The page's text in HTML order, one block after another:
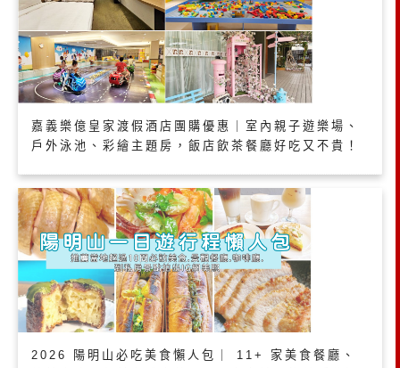
嘉義樂億皇家渡假酒店團購優惠｜室內親子遊樂場、
戶外泳池、彩繪主題房，飯店飲茶餐廳好吃又不貴！
2026 陽明山必吃美食懶人包｜ 11+ 家美食餐廳、